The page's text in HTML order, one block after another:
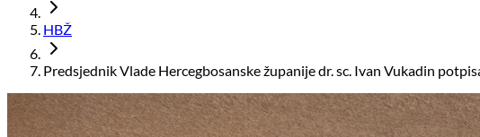
HBŽ
Predsjednik Vlade Hercegbosanske županije dr. sc. Ivan Vukadin